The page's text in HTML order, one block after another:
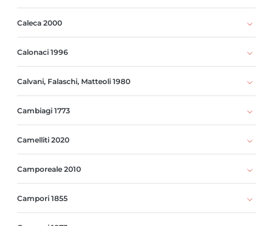
Caleca 2000
Calonaci 1996
Calvani, Falaschi, Matteoli 1980
Cambiagi 1773
Camelliti 2020
Camporeale 2010
Campori 1855